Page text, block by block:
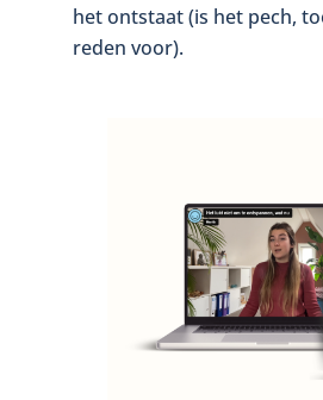
het ontstaat (is het pech,
reden voor).